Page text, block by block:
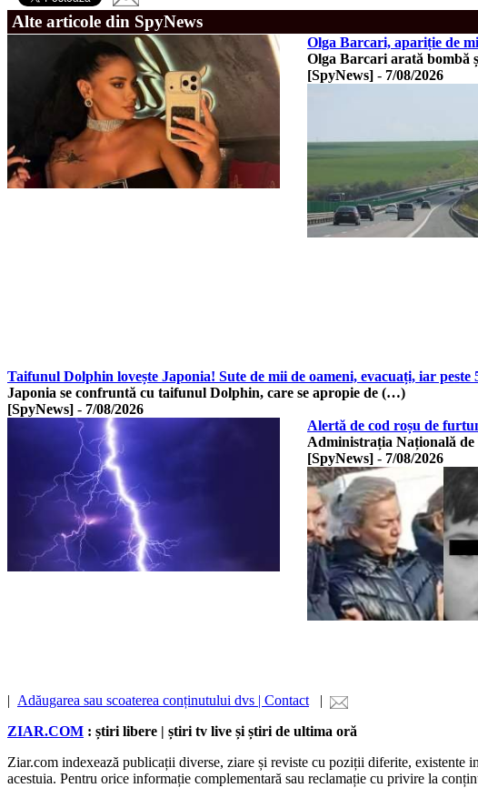
Alte articole din SpyNews
Olga Barcari, apariție de
Olga Barcari arată bombă
[SpyNews] - 7/08/2026
Taifunul Dolphin lovește Japonia! Sute de mii de oameni, evacuați, iar
Japonia se confruntă cu taifunul Dolphin, care se apropie de (…)
[SpyNews] - 7/08/2026
Alertă de cod roșu de
Administrația Națională
[SpyNews] - 7/08/2026
| Adăugarea sau scoaterea conținutului dvs | Contact |
ZIAR.COM : știri libere | știri tv live și știri de ultima oră
Ziar.com indexează publicații diverse, ziare și reviste cu poziții diferite,
acestuia. Pentru orice informație complementară sau reclamație cu privire la